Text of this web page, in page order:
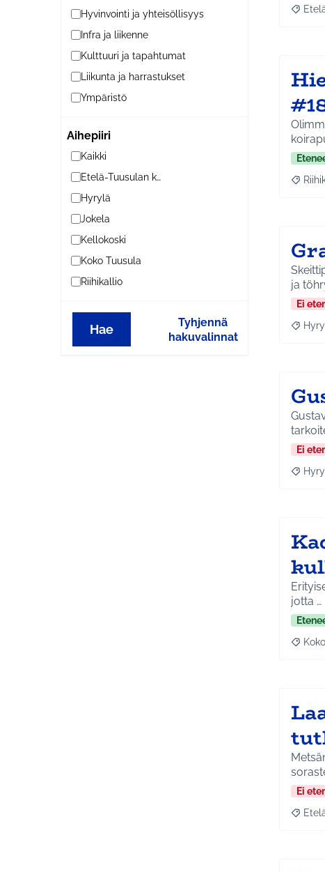
Hyvinvointi ja yhteisöllisyys
Infra ja liikenne
Kulttuuri ja tapahtumat
Liikunta ja harrastukset
Ympäristö
Aihepiiri
Kaikki
Etelä-Tuusulan kylät
Hyrylä
Jokela
Kellokoski
Koko Tuusula
Riihikallio
Hae
Tyhjennä
hakuvalinnat
Rajaa
Rajaa
ja
Ei
Rajaa
Ei
Rajaa
jotta …
Rajaa
Ei
Rajaa